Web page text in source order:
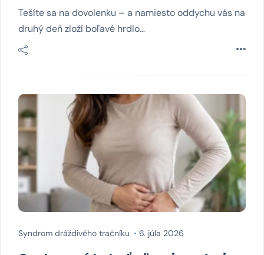
Tešíte sa na dovolenku – a namiesto oddychu vás na
druhý deň zloží boľavé hrdlo…
Syndrom dráždivého tračníku 6. júla 2026